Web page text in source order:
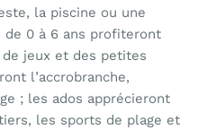
la piscine ou une
de 0 à 6 ans profiteront
jeux et des petites
l’accrobranche,
; les ados apprécieront
les sports de plage et